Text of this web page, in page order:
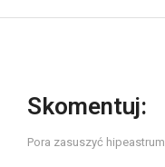
Skomentuj:
Pora zasuszyć hipeastrum